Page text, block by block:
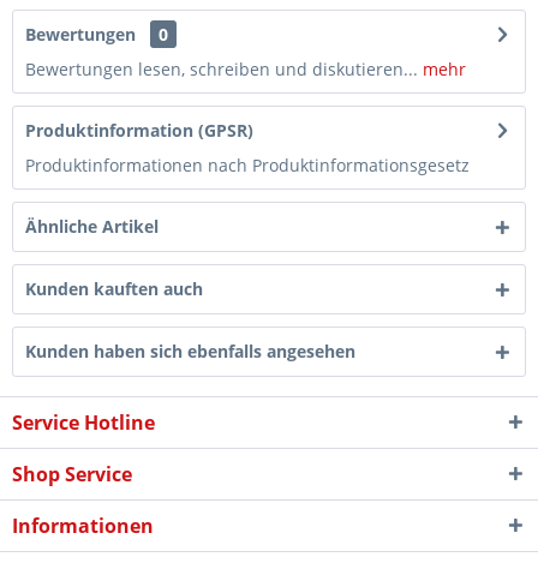
Bewertungen
0
Bewertungen lesen, schreiben und diskutieren... mehr
Produktinformation (GPSR)
Produktinformationen nach Produktinformationsgesetz
Ähnliche Artikel
Kunden kauften auch
Kunden haben sich ebenfalls angesehen
Service Hotline
Shop Service
Informationen